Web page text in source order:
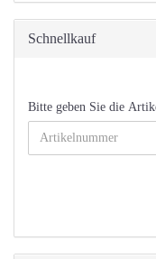
Schnellkauf
BITTE
GEBEN
SIE
EIN.
Bitte geben Sie die